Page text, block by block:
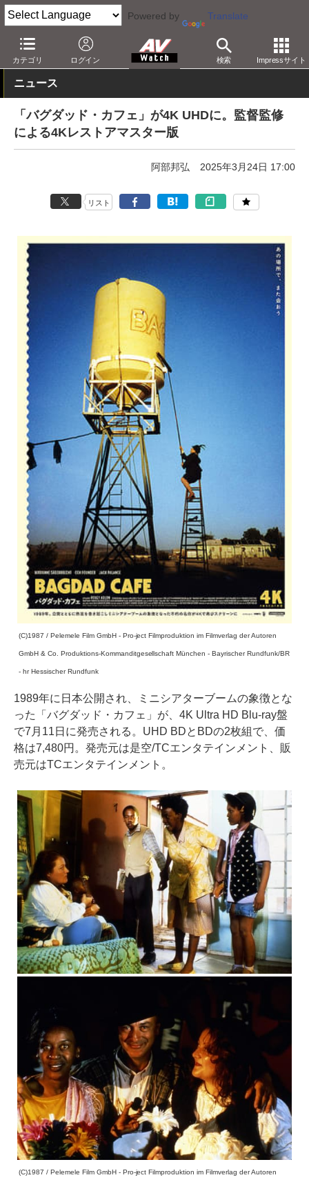
Powered by Translate
カテゴリ ログイン 検索 Impressサイト
AV Watch コンテンツ・サービス BD/DVD
ニュース
「バグダッド・カフェ」が4K UHDに。監督監修
による4Kレストアマスター版
阿部邦弘 2025年3月24日 17:00
リスト
(C)1987 / Pelemele Film GmbH - Pro-ject Filmproduktion im Filmverlag der Autoren
GmbH & Co. Produktions-Kommanditgesellschaft München - Bayrischer Rundfunk/BR
- hr Hessischer Rundfunk
1989年に日本公開され、ミニシアターブームの象徴とな
った「バグダッド・カフェ」が、4K Ultra HD Blu-ray盤
で7月11日に発売される。UHD BDとBDの2枚組で、価
格は7,480円。発売元は是空/TCエンタテインメント、販
売元はTCエンタテインメント。
(C)1987 / Pelemele Film GmbH - Pro-ject Filmproduktion im Filmverlag der Autoren